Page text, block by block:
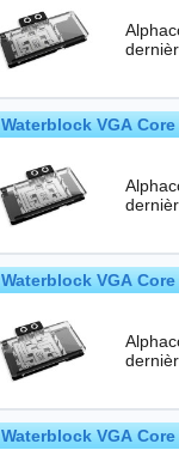
Waterblock VGA
Waterblock VGA
Waterblock VGA